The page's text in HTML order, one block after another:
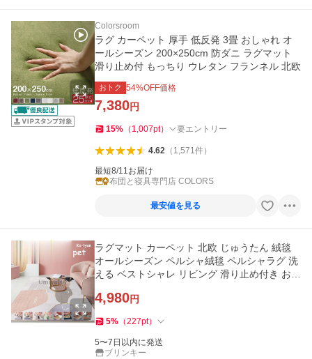
Colorsroom
ラグ カーペット 厚手 低反発 3畳 おしゃれ オ
ールシーズン 200×250cm 防ダニ ラグマット
滑り止め付 もっちり ウレタン フランネル 北欧
おトク 54%OFF価格
7,380円
15% （ 1,007pt） 要エントリー
4.62（ 1,571件）
最短8/11お届け
布団と寝具専門店 COLORS
最安値を見る
ラグマット カーペット 北欧 じゅうたん 絨毯
オールシーズン ペルシャ絨毯 ペルシャラグ 洗
える ベストシャレ リビング 滑り止め付き おし
4,980円
5% （227pt）
5〜7日以内に発送
ブリンキー